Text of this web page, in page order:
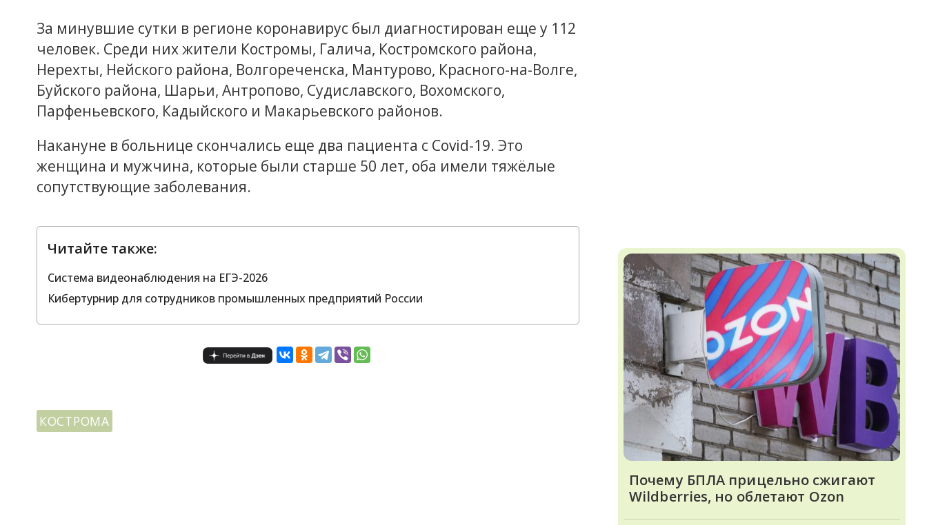
За минувшие сутки в регионе коронавирус был диагностирован еще у 112
человек. Среди них жители Костромы, Галича, Костромского района,
Нерехты, Нейского района, Волгореченска, Мантурово, Красного-на-Волге,
Буйского района, Шарьи, Антропово, Судиславского, Вохомского,
Парфеньевского, Кадыйского и Макарьевского районов.
Накануне в больнице скончались еще два пациента с Covid-19. Это
женщина и мужчина, которые были старше 50 лет, оба имели тяжёлые
сопутствующие заболевания.
Читайте также:
Система видеонаблюдения на ЕГЭ-2026
Кибертурнир для сотрудников промышленных предприятий России
КОСТРОМА
Почему БПЛА прицельно сжигают
Wildberries, но облетают Ozon